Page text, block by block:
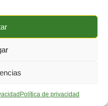
Política de privacidad